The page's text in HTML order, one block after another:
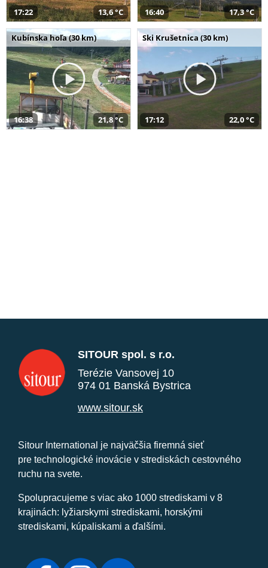
17:22 13,6 °C 16:40 17,3 °C
Kubínska hoľa (30 km)
16:38 21,8 °C
Ski Krušetnica (30 km)
17:12 22,0 °C
SITOUR spol. s r.o.
Terézie Vansovej 10
974 01 Banská Bystrica
www.sitour.sk
Sitour International je najväčšia firemná sieť
pre technologické inovácie v strediskách cestovného
ruchu na svete.
Spolupracujeme s viac ako 1000 strediskami v 8
krajinách: lyžiarskymi strediskami, horskými
strediskami, kúpaliskami a ďalšími.